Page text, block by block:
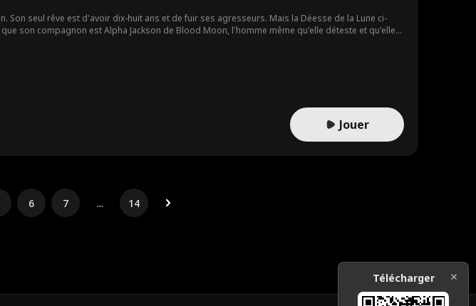
Son seul rêve est d'avoir dix-huit ans et de fuir ses agresseurs. Mais la Déesse de la Lune ci-
son compagnon est Alpha Jackson de Blood Moon, l'homme même qu'elle déteste et qu'elle
Jouer
6 7 ... 14
Télécharger